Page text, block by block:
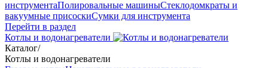
инструментаПолировальные машиныСтеклодомкраты и
вакуумные присоскиСумки для инструмента
Перейти в раздел
Котлы и водонагреватели
Каталог/
Котлы и водонагреватели